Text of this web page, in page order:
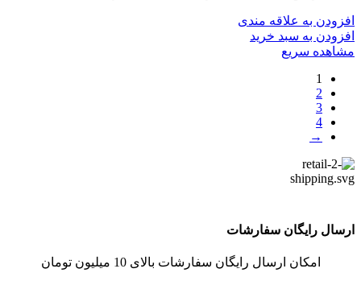
افزودن به علاقه مندی
افزودن به سبد خرید
مشاهده سریع
1
2
3
4
→
ارسال رایگان سفارشات
امکان ارسال رایگان سفارشات بالای 10 میلیون تومان